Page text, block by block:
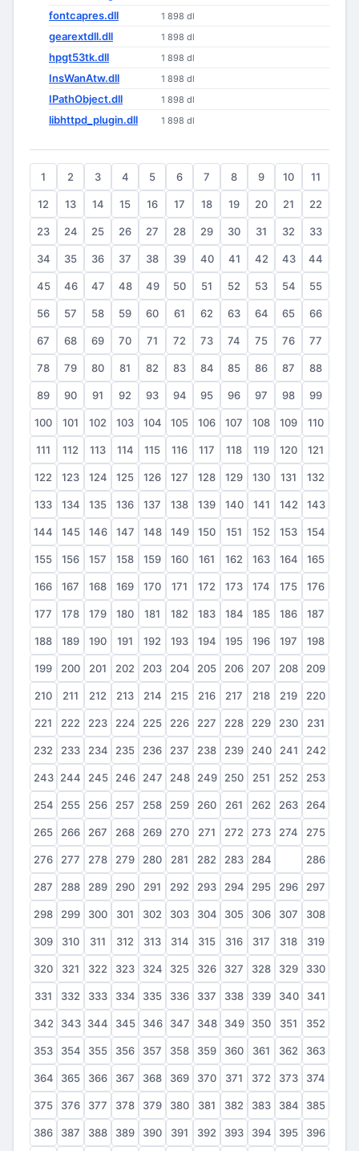
fontcapres.dll 1 898 dl
gearextdll.dll 1 898 dl
hpgt53tk.dll 1 898 dl
InsWanAtw.dll 1 898 dl
IPathObject.dll 1 898 dl
libhttpd_plugin.dll 1 898 dl
1 2 3 4 5 6 7 8 9 10 11
12 13 14 15 16 17 18 19 20 21 22
23 24 25 26 27 28 29 30 31 32 33
34 35 36 37 38 39 40 41 42 43 44
45 46 47 48 49 50 51 52 53 54 55
56 57 58 59 60 61 62 63 64 65 66
67 68 69 70 71 72 73 74 75 76 77
78 79 80 81 82 83 84 85 86 87 88
89 90 91 92 93 94 95 96 97 98 99
100 101 102 103 104 105 106 107 108 109 110
111 112 113 114 115 116 117 118 119 120 121
122 123 124 125 126 127 128 129 130 131 132
133 134 135 136 137 138 139 140 141 142 143
144 145 146 147 148 149 150 151 152 153 154
155 156 157 158 159 160 161 162 163 164 165
166 167 168 169 170 171 172 173 174 175 176
177 178 179 180 181 182 183 184 185 186 187
188 189 190 191 192 193 194 195 196 197 198
199 200 201 202 203 204 205 206 207 208 209
210 211 212 213 214 215 216 217 218 219 220
221 222 223 224 225 226 227 228 229 230 231
232 233 234 235 236 237 238 239 240 241 242
243 244 245 246 247 248 249 250 251 252 253
254 255 256 257 258 259 260 261 262 263 264
265 266 267 268 269 270 271 272 273 274 275
276 277 278 279 280 281 282 283 284 286
287 288 289 290 291 292 293 294 295 296 297
298 299 300 301 302 303 304 305 306 307 308
309 310 311 312 313 314 315 316 317 318 319
320 321 322 323 324 325 326 327 328 329 330
331 332 333 334 335 336 337 338 339 340 341
342 343 344 345 346 347 348 349 350 351 352
353 354 355 356 357 358 359 360 361 362 363
364 365 366 367 368 369 370 371 372 373 374
375 376 377 378 379 380 381 382 383 384 385
386 387 388 389 390 391 392 393 394 395 396